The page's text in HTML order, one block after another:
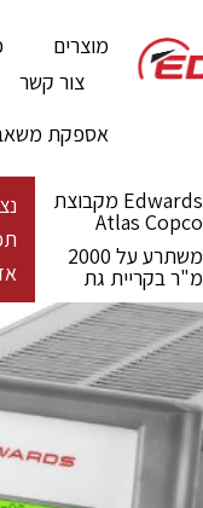
מוצרים
צור קשר
אספקת
Edwards מקבוצת
Atlas Copco
משתרע על 2000
מ"ר בקריית גת